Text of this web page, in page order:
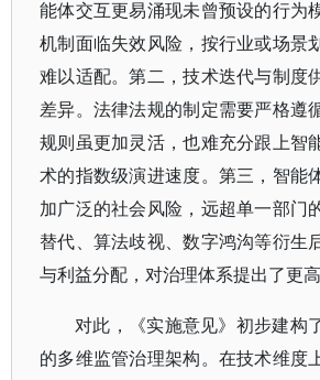
能体交互更易涌现未曾预设的行为
机制面临失效风险，按行业或场景
难以适配。第二，技术迭代与制度
差异。法律法规的制定需要严格遵
规则虽更加灵活，也难充分跟上智
术的指数级演进速度。第三，智能
加广泛的社会风险，远超单一部门
替代、算法歧视、数字鸿沟等衍生
与利益分配，对治理体系提出了更高
对此，《实施意见》初步建构
的多维监管治理架构。在技术维度